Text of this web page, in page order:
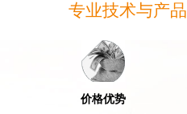
专业技术与产品
价格优势